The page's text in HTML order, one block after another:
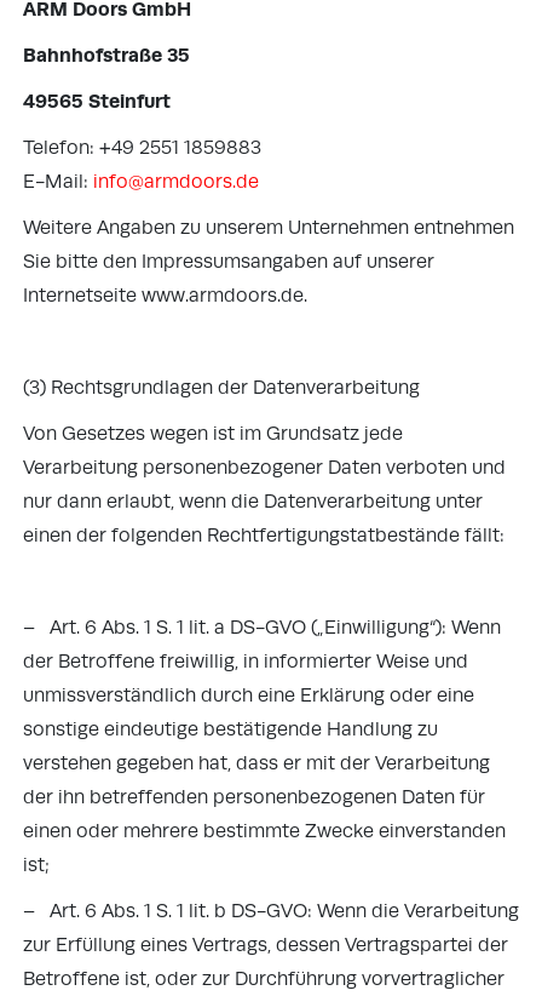
ARM Doors GmbH
Bahnhofstraße 35
49565 Steinfurt
Telefon: +49 2551 1859883
E-Mail: info@armdoors.de
Weitere Angaben zu unserem Unternehmen entnehmen
Sie bitte den Impressumsangaben auf unserer
Internetseite www.armdoors.de.
(3) Rechtsgrundlagen der Datenverarbeitung
Von Gesetzes wegen ist im Grundsatz jede
Verarbeitung personenbezogener Daten verboten und
nur dann erlaubt, wenn die Datenverarbeitung unter
einen der folgenden Rechtfertigungstatbestände fällt:
– Art. 6 Abs. 1 S. 1 lit. a DS-GVO („Einwilligung“): Wenn
der Betroffene freiwillig, in informierter Weise und
unmissverständlich durch eine Erklärung oder eine
sonstige eindeutige bestätigende Handlung zu
verstehen gegeben hat, dass er mit der Verarbeitung
der ihn betreffenden personenbezogenen Daten für
einen oder mehrere bestimmte Zwecke einverstanden
ist;
– Art. 6 Abs. 1 S. 1 lit. b DS-GVO: Wenn die Verarbeitung
zur Erfüllung eines Vertrags, dessen Vertragspartei der
Betroffene ist, oder zur Durchführung vorvertraglicher